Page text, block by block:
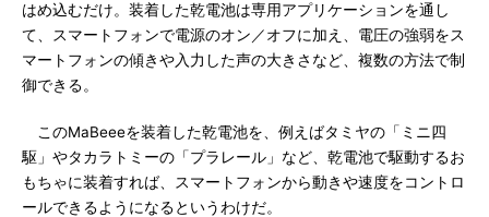
はめ込むだけ。装着した乾電池は専用アプリケーションを通し
て、スマートフォンで電源のオン／オフに加え、電圧の強弱をス
マートフォンの傾きや入力した声の大きさなど、複数の方法で制
御できる。
このMaBeeeを装着した乾電池を、例えばタミヤの「ミニ四
駆」やタカラトミーの「プラレール」など、乾電池で駆動するお
もちゃに装着すれば、スマートフォンから動きや速度をコントロ
ールできるようになるというわけだ。